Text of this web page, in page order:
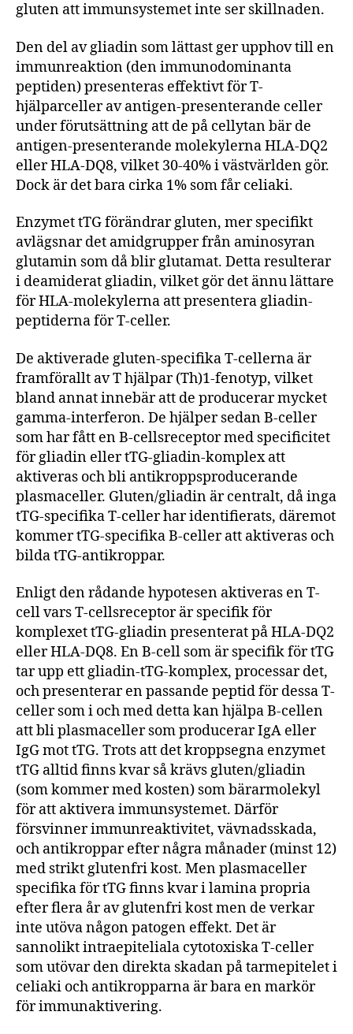
gluten att immunsystemet inte ser skillnaden.
Den del av gliadin som lättast ger upphov till en
immunreaktion (den immunodominanta
peptiden) presenteras effektivt för T-
hjälparceller av antigen-presenterande celler
under förutsättning att de på cellytan bär de
antigen-presenterande molekylerna HLA-DQ2
eller HLA-DQ8, vilket 30-40% i västvärlden gör.
Dock är det bara cirka 1% som får celiaki.
Enzymet tTG förändrar gluten, mer specifikt
avlägsnar det amidgrupper från aminosyran
glutamin som då blir glutamat. Detta resulterar
i deamiderat gliadin, vilket gör det ännu lättare
för HLA-molekylerna att presentera gliadin-
peptiderna för T-celler.
De aktiverade gluten-specifika T-cellerna är
framförallt av T hjälpar (Th)1-fenotyp, vilket
bland annat innebär att de producerar mycket
gamma-interferon. De hjälper sedan B-celler
som har fått en B-cellsreceptor med specificitet
för gliadin eller tTG-gliadin-komplex att
aktiveras och bli antikroppsproducerande
plasmaceller. Gluten/gliadin är centralt, då inga
tTG-specifika T-celler har identifierats, däremot
kommer tTG-specifika B-celler att aktiveras och
bilda tTG-antikroppar.
Enligt den rådande hypotesen aktiveras en T-
cell vars T-cellsreceptor är specifik för
komplexet tTG-gliadin presenterat på HLA-DQ2
eller HLA-DQ8. En B-cell som är specifik för tTG
tar upp ett gliadin-tTG-komplex, processar det,
och presenterar en passande peptid för dessa T-
celler som i och med detta kan hjälpa B-cellen
att bli plasmaceller som producerar IgA eller
IgG mot tTG. Trots att det kroppsegna enzymet
tTG alltid finns kvar så krävs gluten/gliadin
(som kommer med kosten) som bärarmolekyl
för att aktivera immunsystemet. Därför
försvinner immunreaktivitet, vävnadsskada,
och antikroppar efter några månader (minst 12)
med strikt glutenfri kost. Men plasmaceller
specifika för tTG finns kvar i lamina propria
efter flera år av glutenfri kost men de verkar
inte utöva någon patogen effekt. Det är
sannolikt intraepiteliala cytotoxiska T-celler
som utövar den direkta skadan på tarmepitelet i
celiaki och antikropparna är bara en markör
för immunaktivering.